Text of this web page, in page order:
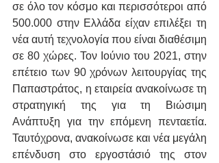
σε όλο τον κόσμο και περισσότεροι από
500.000 στην Ελλάδα είχαν επιλέξει τη
νέα αυτή τεχνολογία που είναι διαθέσιμη
σε 80 χώρες. Τον Ιούνιο του 2021, στην
επέτειο των 90 χρόνων λειτουργίας της
Παπαστράτος, η εταιρεία ανακοίνωσε τη
στρατηγική της για τη Βιώσιμη
Ανάπτυξη για την επόμενη πενταετία.
Ταυτόχρονα, ανακοίνωσε και νέα μεγάλη
επένδυση στο εργοστάσιό της στον